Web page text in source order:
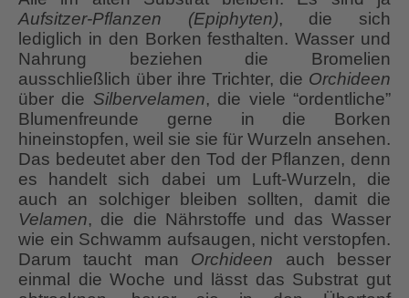
Aufsitzer-Pflanzen (Epiphyten), die sich
lediglich in den Borken festhalten. Wasser und
Nahrung beziehen die Bromelien
ausschließlich über ihre Trichter, die Orchideen
über die Silbervelamen, die viele “ordentliche”
Blumenfreunde gerne in die Borken
hineinstopfen, weil sie sie für Wurzeln ansehen.
Das bedeutet aber den Tod der Pflanzen, denn
es handelt sich dabei um Luft-Wurzeln, die
auch an solchiger bleiben sollten, damit die
Velamen, die die Nährstoffe und das Wasser
wie ein Schwamm aufsaugen, nicht verstopfen.
Darum taucht man Orchideen auch besser
einmal die Woche und lässt das Substrat gut